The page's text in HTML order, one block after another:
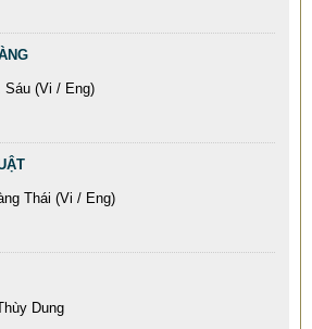
VNĐ989.898 VNĐ
Sáu (Vi / Eng)
Thái (Vi / Eng)
Dung